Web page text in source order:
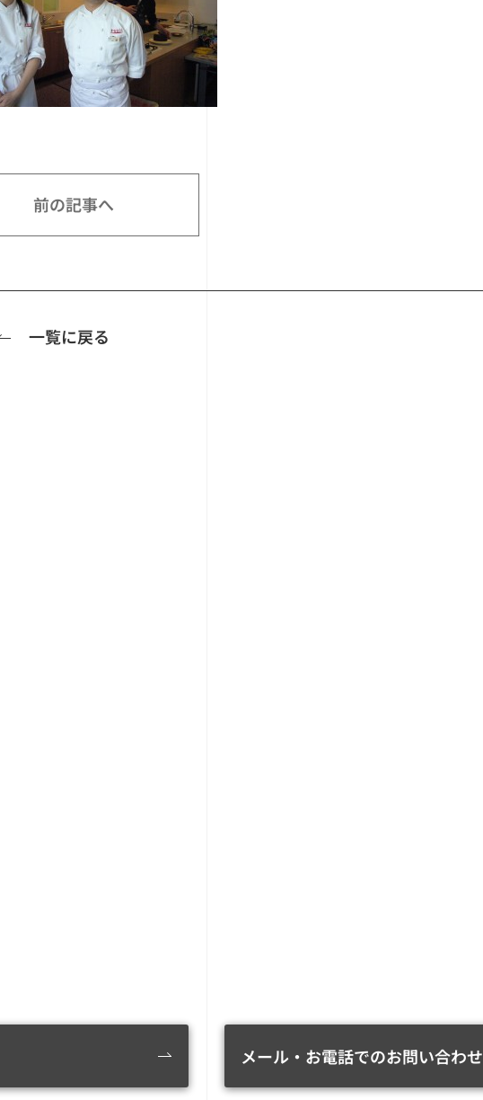
前の記事へ
一覧に戻る
メール・お電話でのお問い合わせ